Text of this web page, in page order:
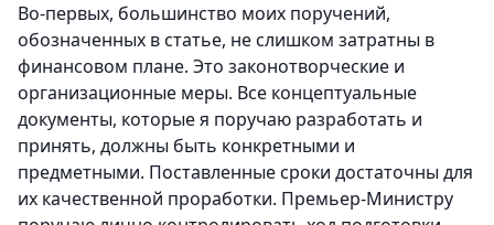
Во-первых, большинство моих поручений,
обозначенных в статье, не слишком затратны в
финансовом плане. Это законотворческие и
организационные меры. Все концептуальные
документы, которые я поручаю разработать и
принять, должны быть конкретными и
предметными. Поставленные сроки достаточны для
их качественной проработки. Премьер-Министру